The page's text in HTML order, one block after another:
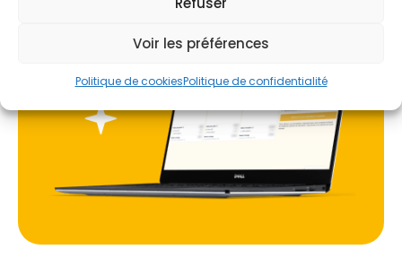
Voir les préférences
Politique de cookiesPolitique de confidentialité